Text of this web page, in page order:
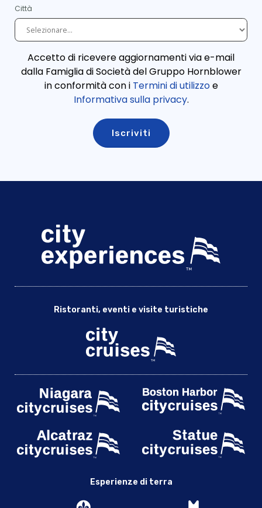
Città
Accetto di ricevere aggiornamenti via e-mail
dalla Famiglia di Società del Gruppo Hornblower
in conformità con i Termini di utilizzoe
Informativa sulla privacy.
Ristoranti, eventi e visite turistiche
Esperienze di terra